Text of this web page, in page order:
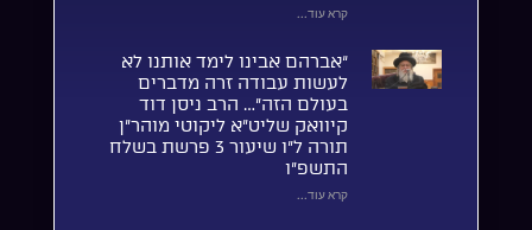
קרא עוד...
“אברהם אבינו לימד אותנו לא
לעשות עבודה זרה מדברים
בעולם הזה”… הרב ניסן דוד
קיוואק שליט”א ליקוטי מוהר”ן
תורה ל”ו שיעור 3 פרשת בשלח
התשפ”ו
קרא עוד...